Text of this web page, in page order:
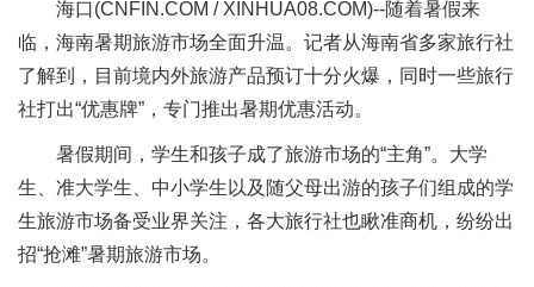
海口(CNFIN.COM / XINHUA08.COM)--随着暑假来
临，海南暑期旅游市场全面升温。记者从海南省多家旅行社
了解到，目前境内外旅游产品预订十分火爆，同时一些旅行
社打出“优惠牌”，专门推出暑期优惠活动。
暑假期间，学生和孩子成了旅游市场的“主角”。大学
生、准大学生、中小学生以及随父母出游的孩子们组成的学
生旅游市场备受业界关注，各大旅行社也瞅准商机，纷纷出
招“抢滩”暑期旅游市场。